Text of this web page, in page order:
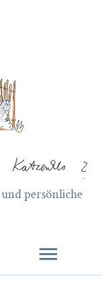
persönliche